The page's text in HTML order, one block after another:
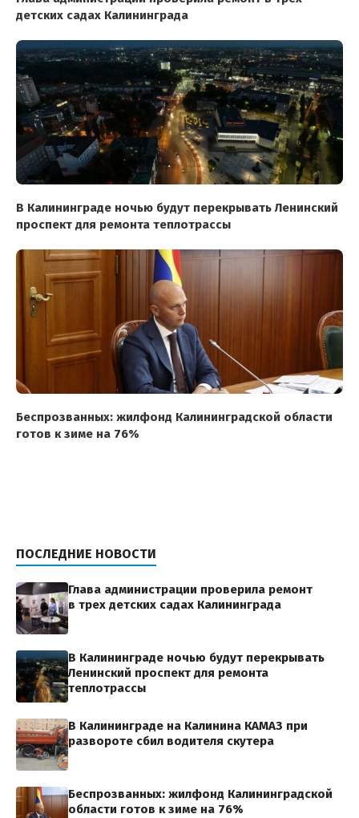
детских садах Калининграда
В Калининграде ночью будут перекрывать Ленинский
проспект для ремонта теплотрассы
Беспрозванных: жилфонд Калининградской области
готов к зиме на 76%
ПОСЛЕДНИЕ НОВОСТИ
Глава администрации проверила ремонт
в трех детских садах Калининграда
В Калининграде ночью будут перекрывать
Ленинский проспект для ремонта
теплотрассы
В Калининграде на Калинина КАМАЗ при
развороте сбил водителя скутера
Беспрозванных: жилфонд Калининградской
области готов к зиме на 76%